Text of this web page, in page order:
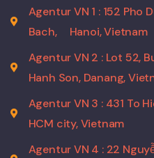
Agentur VN 1 : 152 Pho
Bach,
Hanoi, Vietnam
Agentur VN 2 : Lot 52,
Hanh Son, Danang,
Agentur VN 3 : 431 To
HCM city, Vietnam
Agentur VN 4 : 22